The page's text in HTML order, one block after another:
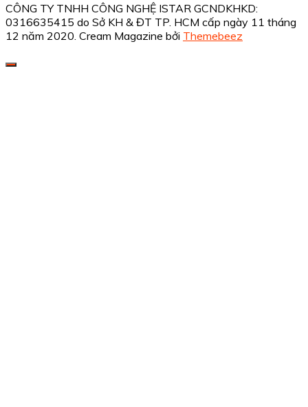
CÔNG TY TNHH CÔNG NGHỆ ISTAR GCNDKHKD:
0316635415 do Sở KH & ĐT TP. HCM cấp ngày 11 tháng
12 năm 2020. Cream Magazine bởi Themebeez